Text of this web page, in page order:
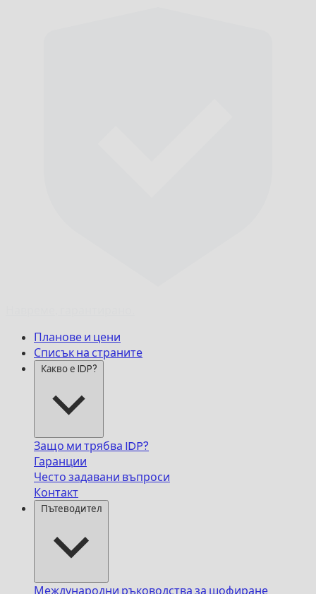
Планове и цени
Списък на страните
Какво е IDP?
Защо ми трябва IDP?
Гаранции
Често задавани въпроси
Контакт
Пътеводител
Международни ръководства за шофиране